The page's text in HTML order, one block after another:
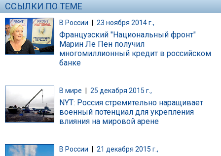
ССЫЛКИ ПО ТЕМЕ
В России | 23 ноября 2014 г.,
Французский "Национальный фронт"
Марин Ле Пен получил
многомиллионный кредит в российском
банке
В мире 25 декабря 2015 г.,
NYT: Россия стремительно наращивает
военный потенциал для укрепления
влияния на мировой арене
В России 21 декабря 2015 г.,